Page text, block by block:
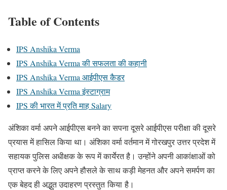
Table of Contents
IPS Anshika Verma
IPS Anshika Verma की सफलता की कहानी
IPS Anshika Verma आईपीएस कैडर
IPS Anshika Verma इंस्टाग्राम
IPS की भारत में प्रति माह Salary
अंशिका वर्मा अपने आईपीएस बनने का सपना दूसरे आईपीएस परीक्षा की दूसरे
प्रयास में हासिल किया था। अंशिका वर्मा वर्तमान में गोरखपुर उत्तर प्रदेश में
सहायक पुलिस अधीक्षक के रूप में कार्येरत है। उन्होंने अपनी आकांक्षाओं को
प्राप्त करने के लिए अपने हौसले के साथ कड़ी मेहनत और अपने समर्पण का
एक बेहद ही अद्भुत उदाहरण प्रस्तुत किया है।